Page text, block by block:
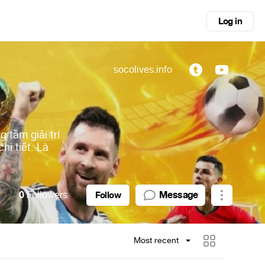
Log in
tầm giải trí
tiết. Là
socolives.info
0Followers Follow Message
Most recent